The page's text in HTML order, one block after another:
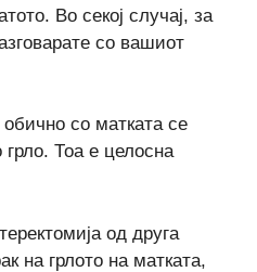
Во секој случај, за
со вашиот
со матката се
грло. Тоа е целосна
од друга
на грлото на матката,